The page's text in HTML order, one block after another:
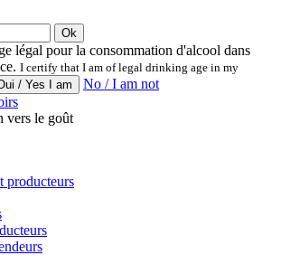
Ok
légal pour la consommation d'alcool dans
I certify that I am of legal drinking age in my
No / I am not
vers le goût
producteurs